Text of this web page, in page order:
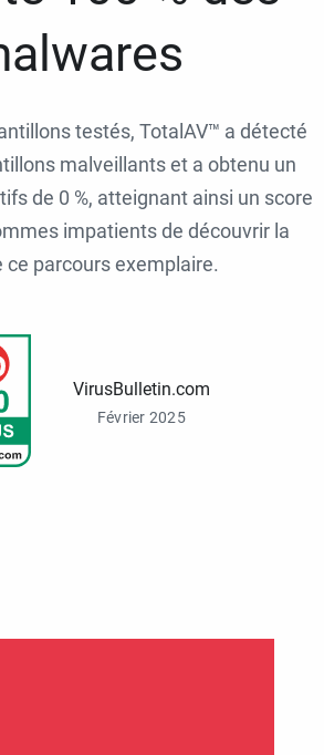
testés, TotalAV™ a détecté
malveillants et a obtenu un
de 0 %, atteignant ainsi un score
impatients de découvrir la
ce parcours exemplaire.
VirusBulletin.com
Février 2025